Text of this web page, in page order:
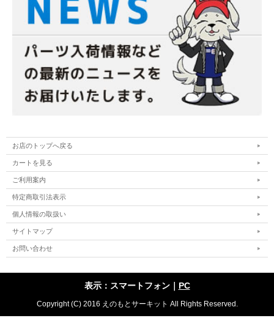
お店のトップへ戻る
カートを見る
ご利用案内
特定商取引法表示
個人情報の取扱い
サイトマップ
お問い合わせ
表示：スマートフォン｜ PC
Copyright (C) 2016 えのもとサーキット All Rights Reserved.